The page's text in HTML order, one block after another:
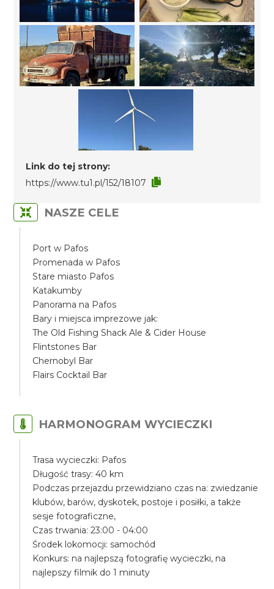
Link do tej strony:
https://www.tu1.pl/152/18107
NASZE CELE
Port w Pafos
Promenada w Pafos
Stare miasto Pafos
Katakumby
Panorama na Pafos
Bary i miejsca imprezowe jak:
The Old Fishing Shack Ale & Cider House
Flintstones Bar
Chernobyl Bar
Flairs Cocktail Bar
HARMONOGRAM WYCIECZKI
Trasa wycieczki: Pafos
Długość trasy: 40 km
Podczas przejazdu przewidziano czas na: zwiedzanie
klubów, barów, dyskotek, postoje i posiłki, a także
sesje fotograficzne,
Czas trwania: 23:00 - 04:00
Środek lokomocji: samochód
Konkurs: na najlepszą fotografię wycieczki, na
najlepszy filmik do 1 minuty